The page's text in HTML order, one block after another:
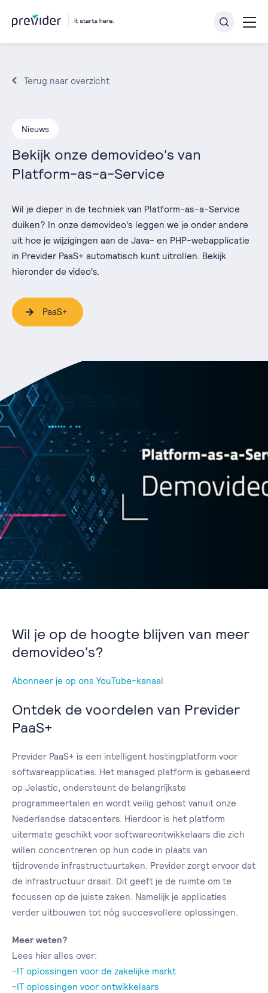
Terug naar overzicht
Nieuws
Bekijk onze demovideo's van
Platform-as-a-Service
Wil je dieper in de techniek van Platform-as-a-Service
duiken? In onze demovideo's leggen we je onder andere
uit hoe je wijzigingen aan de Java- en PHP-webapplicatie
in Previder PaaS+ automatisch kunt uitrollen. Bekijk
hieronder de video's.
PaaS+
Wil je op de hoogte blijven van meer
demovideo's?
Abonneer je op ons YouTube-kanaal
Ontdek de voordelen van Previder
PaaS+
Previder PaaS+ is een intelligent hostingplatform voor
softwareapplicaties. Het managed platform is gebaseerd
op Jelastic, ondersteunt de belangrijkste
programmeertalen en wordt veilig gehost vanuit onze
Nederlandse datacenters. Hierdoor is het platform
uitermate geschikt voor softwareontwikkelaars die zich
willen concentreren op hun code in plaats van
tijdrovende infrastructuurtaken. Previder zorgt ervoor dat
de infrastructuur draait. Dit geeft je de ruimte om te
focussen op de juiste zaken. Namelijk je applicaties
verder uitbouwen tot nóg succesvollere oplossingen.
Meer weten?
Lees hier alles over:
-IT oplossingen voor de zakelijke markt
-IT oplossingen voor ontwikkelaars